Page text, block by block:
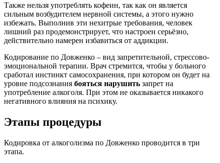
Также нельзя употреблять кофеин, так как он является
сильным возбудителем нервной системы, а этого нужно
избежать. Выполнив эти нехитрые требования, человек
лишний раз продемонстрирует, что настроен серьёзно,
действительно намерен избавиться от аддикции.
Кодирование по Довженко – вид запретительной, стрессово-
эмоциональной терапии. Врач стремится, чтобы у больного
сработал инстинкт самосохранения, при котором он будет на
уровне подсознания бояться нарушить запрет на
употребление алкоголя. При этом не оказывается никакого
негативного влияния на психику.
Этапы процедуры
Кодировка от алкоголизма по Довженко проводится в три
этапа.